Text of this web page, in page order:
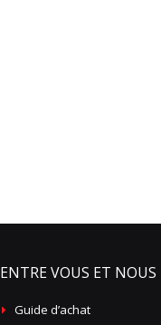
ENTRE VOUS ET NOUS
Guide d’achat